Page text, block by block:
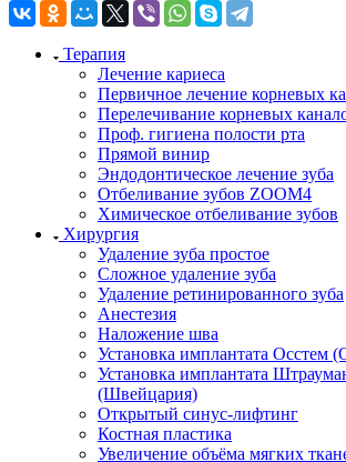
Терапия
Лечение кариеса
Первичное лечение корневых
Перелечивание корневых
Проф. гигиена полости рта
Прямой винир
Эндодонтическое лечение зуба
Отбеливание зубов ZOOM4
Химическое отбеливание зубов
Хирургия
Удаление зуба простое
Сложное удаление зуба
Удаление ретинированного зуба
Анестезия
Наложение шва
Установка имплантата Осстем
Установка имплантата
(Швейцария)
Открытый синус-лифтинг
Костная пластика
Увеличение объёма мягких